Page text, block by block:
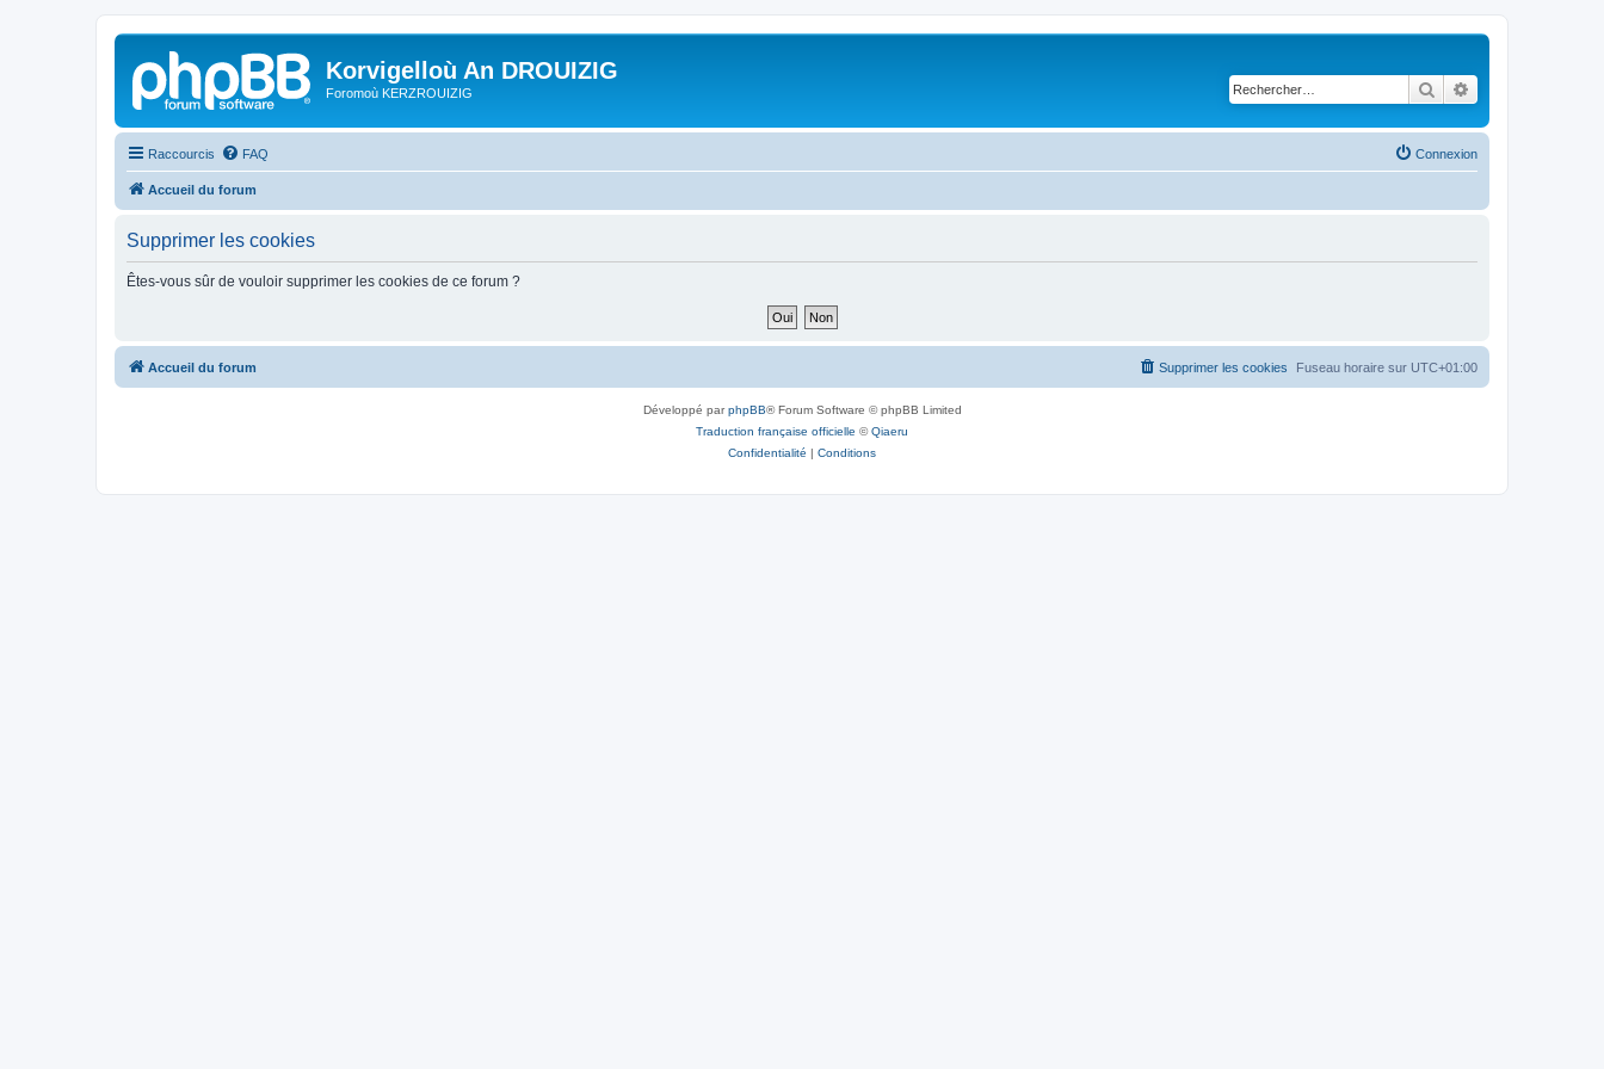
Korvigelloù An DROUIZIG
Foromoù KERZROUIZIG Rechercher
Raccourcis FAQ Connexion
Accueil du forum
Supprimer les cookies
Êtes-vous sûr de vouloir supprimer les cookies de ce forum ?
Accueil du forum Fuseau horaire sur UTC+01:00
Supprimer les cookies
Développé parphpBB® Forum Software © phpBB Limited
Traduction française officielle ©Qiaeru
Confidentialité | Conditions